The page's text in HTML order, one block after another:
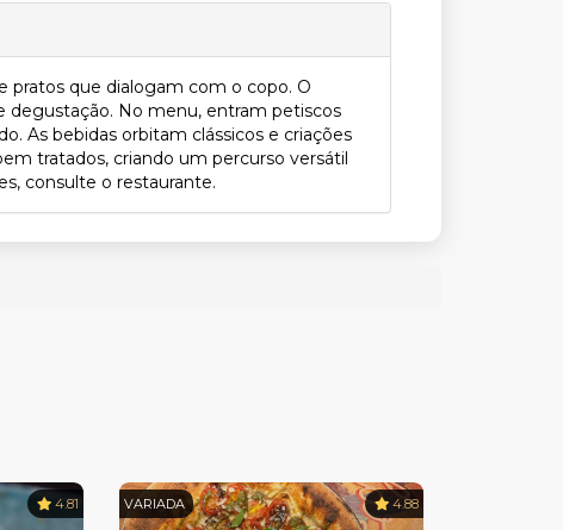
pratos que dialogam com o copo. O
No menu, entram petiscos
As bebidas orbitam clássicos e criações
tratados, criando um percurso versátil
consulte o restaurante.
4.81 VARIADA 4.88